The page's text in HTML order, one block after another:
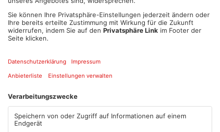
Radverbindung vom Mainradweg am Hafen Offenbach bis zur
Sprendlinger Landstraße zu schaffen. Künftig ist auch ein
Anschluss der Radverbindung an den Radschnellweg zwischen
Frankfurt und Darmstadt geplant.
ANZEIGE